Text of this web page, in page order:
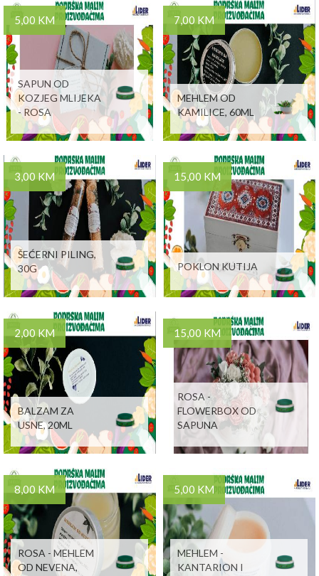
5,00 KM
SAPUN OD
KOZJEG MLIJEKA
- ROSA
7,00 KM
MEHLEM OD
KAMILICE, 60ML
3,00 KM
ŠEĆERNI PILING,
30G
15,00 KM
POKLON KUTIJA
2,00 KM
BALZAM ZA
USNE, 20ML
15,00 KM
ROSA -
FLOWERBOX OD
SAPUNA
8,00 KM
ROSA - MEHLEM
OD NEVENA,
5,00 KM
MEHLEM -
KANTARION I